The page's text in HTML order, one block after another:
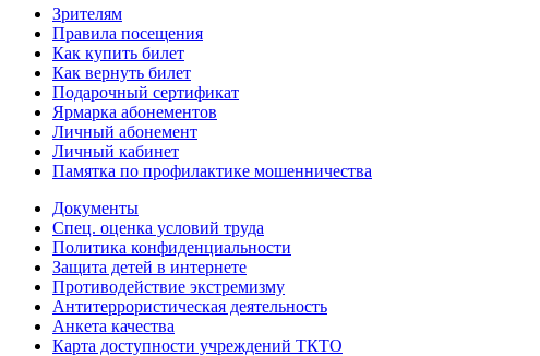
Зрителям
Правила посещения
Как купить билет
Как вернуть билет
Подарочный сертификат
Ярмарка абонементов
Личный абонемент
Личный кабинет
Памятка по профилактике мошенничества
Документы
Спец. оценка условий труда
Политика конфиденциальности
Защита детей в интернете
Противодействие экстремизму
Антитеррористическая деятельность
Анкета качества
Карта доступности учреждений ТКТО